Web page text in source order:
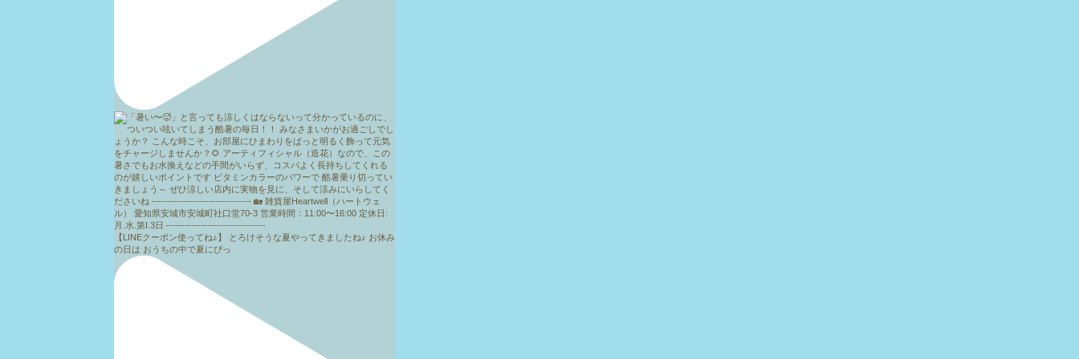
【LINEクーポン使ってね♪】 とろけそうな夏やってきましたね♪ お休み
の日は おうちの中で夏にぴっ